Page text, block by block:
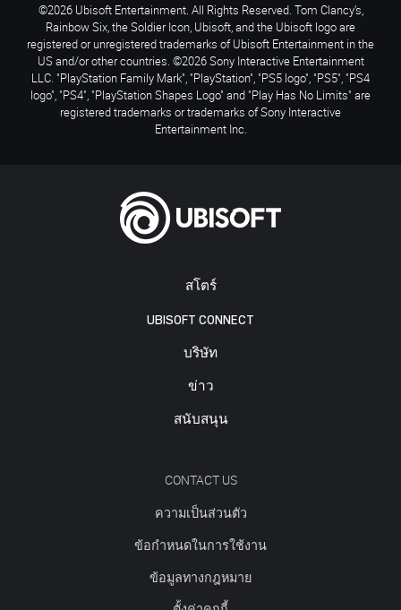
สโตร์
UBISOFT CONNECT
บริษัท
ข่าว
สนับสนุน
CONTACT US
ความเป็นส่วนตัว
ข้อกำหนดในการใช้งาน
ข้อมูลทางกฎหมาย
©2026 Ubisoft Entertainment. All Rights Reserved. Tom Clancy’s,
Rainbow Six, the Soldier Icon, Ubisoft, and the Ubisoft logo are
registered or unregistered trademarks of Ubisoft Entertainment in the
US and/or other countries. ©2026 Sony Interactive Entertainment
LLC. "PlayStation Family Mark", "PlayStation", "PS5 logo", "PS5", "PS4
logo", "PS4", "PlayStation Shapes Logo" and "Play Has No Limits" are
registered trademarks or trademarks of Sony Interactive
Entertainment Inc.